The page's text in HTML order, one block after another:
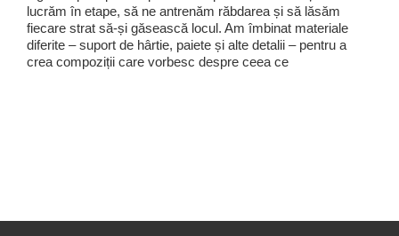
lucrăm în etape, să ne antrenăm răbdarea și să lăsăm
fiecare strat să-și găsească locul. Am îmbinat materiale
diferite – suport de hârtie, paiete și alte detalii – pentru a
crea compoziții care vorbesc despre ceea ce